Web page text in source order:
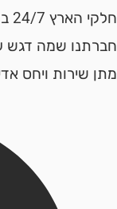
במיוחד בשבילכם!
שמה דגש על
ויחס אדיב